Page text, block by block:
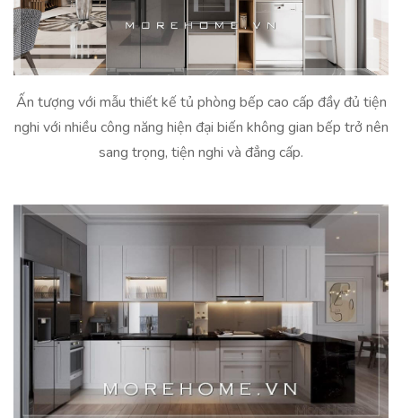
Ấn tượng với mẫu thiết kế tủ phòng bếp cao cấp đầy đủ tiện
nghi với nhiều công năng hiện đại biến không gian bếp trở nên
sang trọng, tiện nghi và đẳng cấp.